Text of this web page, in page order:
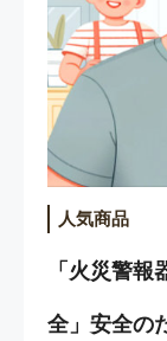
人気商品
「火災警
全」安全の